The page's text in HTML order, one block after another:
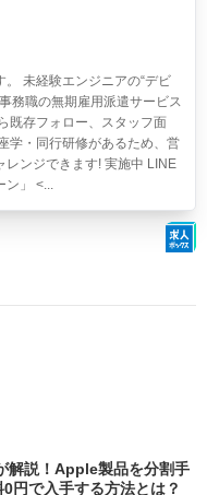
。 未経験エンジニアの“デビ
務職の無期雇用派遣サービス
既存フォロー、スタッフ面
学・同行研修があるため、営
ンジできます! 実施中 LINE
ン」 <...
解説！Apple製品を分割手
0円で入手する方法とは？